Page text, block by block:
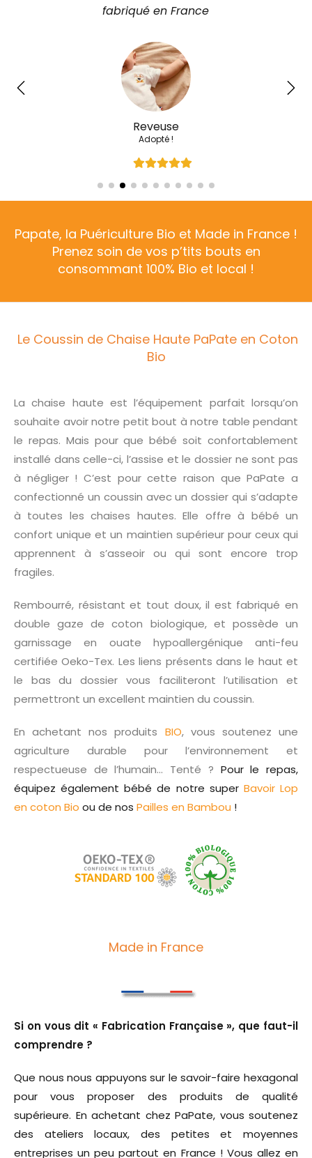
shirt
Aurélia
On adore le petit lapinou
Papate, la Puériculture Bio et Made in France !
Prenez soin de vos p’tits bouts en
consommant 100% Bio et local !
Le Coussin de Chaise Haute PaPate en Coton
Bio
La chaise haute est l’équipement parfait lorsqu’on
souhaite avoir notre petit bout à notre table pendant
le repas. Mais pour que bébé soit confortablement
installé dans celle-ci, l’assise et le dossier ne sont pas
à négliger ! C’est pour cette raison que PaPate a
confectionné un coussin avec un dossier qui s’adapte
à toutes les chaises hautes. Elle offre à bébé un
confort unique et un maintien supérieur pour ceux qui
apprennent à s’asseoir ou qui sont encore trop
fragiles.
Rembourré, résistant et tout doux, il est fabriqué en
double gaze de coton biologique, et possède un
garnissage en ouate hypoallergénique anti-feu
certifiée Oeko-Tex. Les liens présents dans le haut et
le bas du dossier vous faciliteront l’utilisation et
permettront un excellent maintien du coussin.
En achetant nos produits BIO, vous soutenez une
agriculture durable pour l’environnement et
respectueuse de l’humain… Tenté ? Pour le repas,
équipez également bébé de notre super Bavoir Lop
en coton Bio ou de nos Pailles en Bambou !
Made in France
Si on vous dit « Fabrication Française », que faut-il
comprendre ?
Que nous nous appuyons sur le savoir-faire hexagonal
pour vous proposer des produits de qualité
supérieure. En achetant chez PaPate, vous soutenez
des ateliers locaux, des petites et moyennes
entreprises un peu partout en France ! Vous allez en